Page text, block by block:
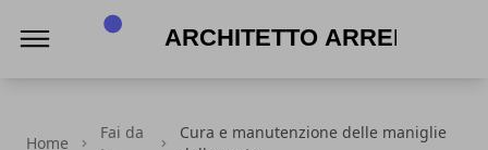
Home
Fai da
Cura e manutenzione delle maniglie